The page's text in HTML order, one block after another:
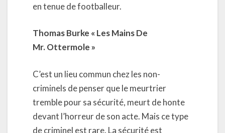
en tenue de footballeur.
Thomas Burke « Les Mains De
Mr. Ottermole »
C’est un lieu commun chez les non-
criminels de penser que le meurtrier
tremble pour sa sécurité, meurt de honte
devant l’horreur de son acte. Mais ce type
de criminel est rare. La sécurité est